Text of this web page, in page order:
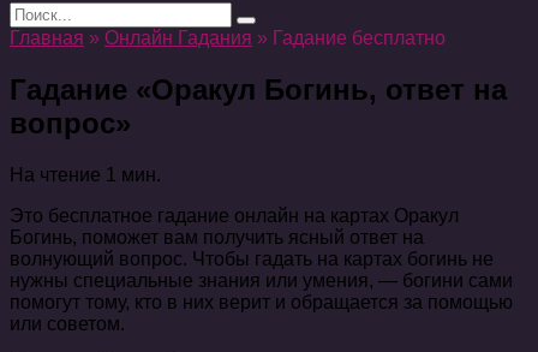
Search
for:
Главная » Онлайн Гадания » Гадание бесплатно
Гадание «Оракул Богинь, ответ на
вопрос»
На чтение 1 мин.
Это бесплатное гадание онлайн на картах Оракул
Богинь, поможет вам получить ясный ответ на
волнующий вопрос. Чтобы гадать на картах богинь не
нужны специальные знания или умения, — богини сами
помогут тому, кто в них верит и обращается за помощью
или советом.